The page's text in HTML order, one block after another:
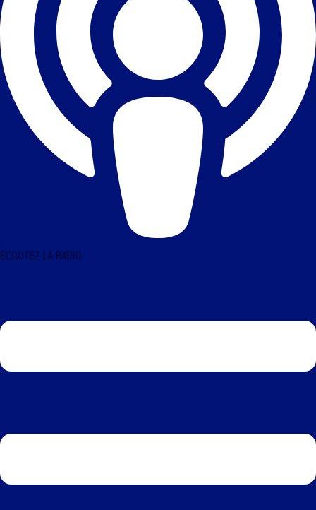
ÉCOUTEZ LA RADIO